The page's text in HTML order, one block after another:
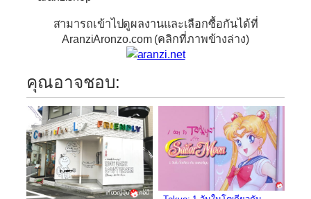
สามารถเข้าไปดูผลงานและเลือกซื้อกันได้ที่
AranziAronzo.com (คลิกที่ภาพข้างล่าง)
คุณอาจชอบ: